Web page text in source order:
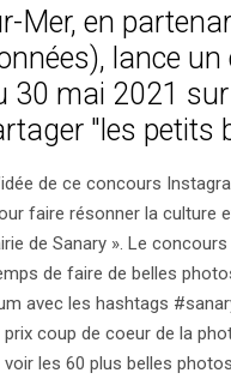
Mer, en
lance
30 mai 2021
"les petits
de ce concours
faire résonner la culture
de Sanary ». Le
de faire de belles
avec les hashtags
coup de coeur de la
les 60 plus belles